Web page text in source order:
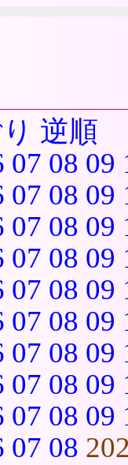
逆順
07 08 09
07 08 09
07 08 09
07 08 09
07 08 09
07 08 09
07 08 09
07 08 09
07 08 09
07 08